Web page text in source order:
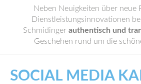
Neben Neuigkeiten über neue
Dienstleistungsinnovationen
Schmidinger authentisch und
Geschehen rund um die
SOCIAL MEDIA